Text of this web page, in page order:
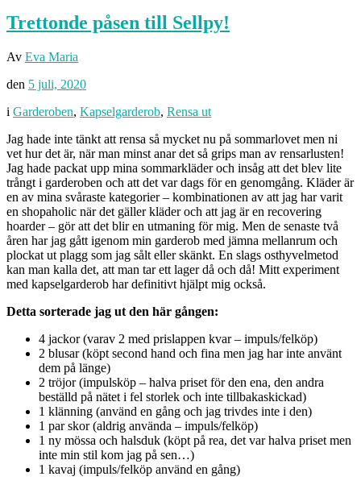
Trettonde påsen till Sellpy!
Av Eva Maria
den 5 juli, 2020
i Garderoben, Kapselgarderob, Rensa ut
Jag hade inte tänkt att rensa så mycket nu på sommarlovet men ni
vet hur det är, när man minst anar det så grips man av rensarlusten!
Jag hade packat upp mina sommarkläder och insåg att det blev lite
trångt i garderoben och att det var dags för en genomgång. Kläder är
en av mina svåraste kategorier – kombinationen av att jag har varit
en shopaholic när det gäller kläder och att jag är en recovering
hoarder – gör att det blir en utmaning för mig. Men de senaste två
åren har jag gått igenom min garderob med jämna mellanrum och
plockat ut plagg som jag sålt eller skänkt. En slags osthyvelmetod
kan man kalla det, att man tar ett lager då och då! Mitt experiment
med kapselgarderob har definitivt hjälpt mig också.
Detta sorterade jag ut den här gången:
4 jackor (varav 2 med prislappen kvar – impuls/felköp)
2 blusar (köpt second hand och fina men jag har inte använt
dem på länge)
2 tröjor (impulsköp – halva priset för den ena, den andra
beställd på nätet i fel storlek och inte tillbakaskickad)
1 klänning (använd en gång och jag trivdes inte i den)
1 par skor (aldrig använda – impuls/felköp)
1 ny mössa och halsduk (köpt på rea, det var halva priset men
inte min stil kom jag på sen…)
1 kavaj (impuls/felköp använd en gång)